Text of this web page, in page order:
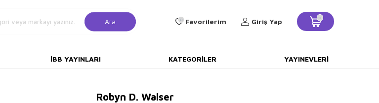
Ara 0 Favorilerim Giriş Yap 0
İBB YAYINLARI KATEGORILER YAYINEVLERI
Robyn D. Walser